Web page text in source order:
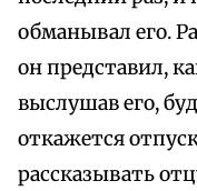
обманывал его.
он представил,
выслушав его,
откажется
рассказывать